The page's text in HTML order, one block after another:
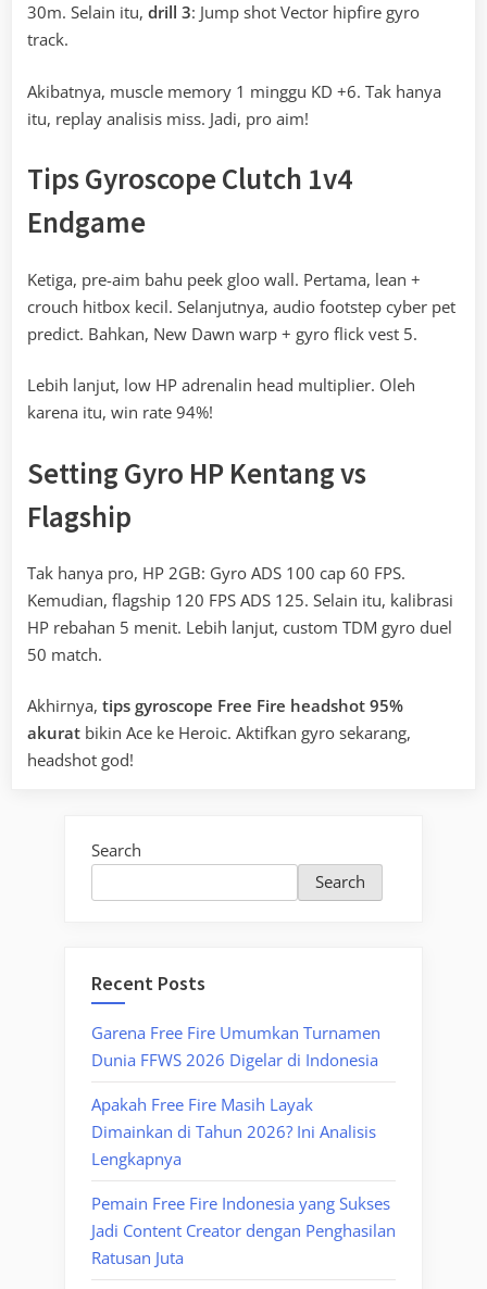
30m. Selain itu, drill 3: Jump shot Vector hipfire gyro
track.
Akibatnya, muscle memory 1 minggu KD +6. Tak hanya
itu, replay analisis miss. Jadi, pro aim!
Tips Gyroscope Clutch 1v4
Endgame
Ketiga, pre-aim bahu peek gloo wall. Pertama, lean +
crouch hitbox kecil. Selanjutnya, audio footstep cyber pet
predict. Bahkan, New Dawn warp + gyro flick vest 5.
Lebih lanjut, low HP adrenalin head multiplier. Oleh
karena itu, win rate 94%!
Setting Gyro HP Kentang vs
Flagship
Tak hanya pro, HP 2GB: Gyro ADS 100 cap 60 FPS.
Kemudian, flagship 120 FPS ADS 125. Selain itu, kalibrasi
HP rebahan 5 menit. Lebih lanjut, custom TDM gyro duel
50 match.
Akhirnya, tips gyroscope Free Fire headshot 95%
akurat bikin Ace ke Heroic. Aktifkan gyro sekarang,
headshot god!
Search
Search
Recent Posts
Garena Free Fire Umumkan Turnamen
Dunia FFWS 2026 Digelar di Indonesia
Apakah Free Fire Masih Layak
Dimainkan di Tahun 2026? Ini Analisis
Lengkapnya
Pemain Free Fire Indonesia yang Sukses
Jadi Content Creator dengan Penghasilan
Ratusan Juta